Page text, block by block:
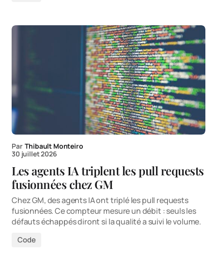
Par Thibault Monteiro
30 juillet 2026
Les agents IA triplent les pull requests
fusionnées chez GM
Chez GM, des agents IA ont triplé les pull requests
fusionnées. Ce compteur mesure un débit : seuls les
défauts échappés diront si la qualité a suivi le volume.
Code